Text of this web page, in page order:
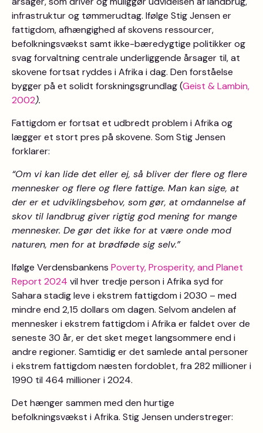
infrastruktur og tømmerudtag. Ifølge Stig Jensen er
fattigdom, afhængighed af skovens ressourcer,
befolkningsvækst samt ikke-bæredygtige politikker og
svag forvaltning centrale underliggende årsager til, at
skovene fortsat ryddes i Afrika i dag. Den forståelse
bygger på et solidt forskningsgrundlag (Geist & Lambin,
2002).
Fattigdom er fortsat et udbredt problem i Afrika og
lægger et stort pres på skovene. Som Stig Jensen
forklarer:
“Om vi kan lide det eller ej, så bliver der flere og flere
mennesker og flere og flere fattige. Man kan sige, at
der er et udviklingsbehov, som gør, at omdannelse af
skov til landbrug giver rigtig god mening for mange
mennesker. De gør det ikke for at være onde mod
naturen, men for at brødføde sig selv.”
Ifølge Verdensbankens Poverty, Prosperity, and Planet
Report 2024 vil hver tredje person i Afrika syd for
Sahara stadig leve i ekstrem fattigdom i 2030 – med
mindre end 2,15 dollars om dagen. Selvom andelen af
mennesker i ekstrem fattigdom i Afrika er faldet over de
seneste 30 år, er det sket meget langsommere end i
andre regioner. Samtidig er det samlede antal personer
i ekstrem fattigdom næsten fordoblet, fra 282 millioner i
1990 til 464 millioner i 2024.
Det hænger sammen med den hurtige
befolkningsvækst i Afrika. Stig Jensen understreger: